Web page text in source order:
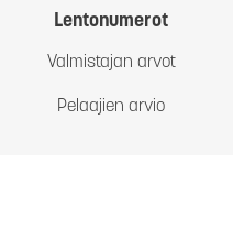
Lentonumerot
Valmistajan arvot
Pelaajien arvio